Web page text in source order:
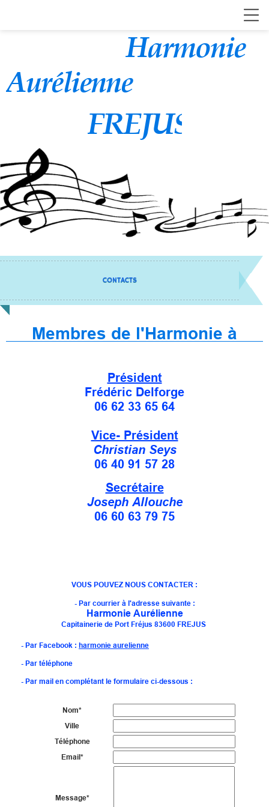
Harmonie
Aurélienne
FREJUS
CONTACTS
Membres de l'Harmonie à
Président
Frédéric Delforge
06 62 33 65 64
Vice- Président
Christian Seys
06 40 91 57 28
Secrétaire
Joseph Allouche
06 60 63 79 75
VOUS POUVEZ NOUS CONTACTER :
- Par courrier à l'adresse suivante :
Harmonie Aurélienne
Capitainerie de Port Fréjus 83600 FREJUS
- Par Facebook : harmonie aurelienne
- Par téléphone
- Par mail en complétant le formulaire ci-dessous :
Nom*
Ville
Téléphone
Email*
Message*